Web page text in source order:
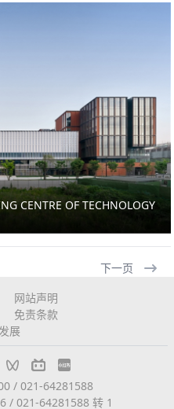
CENTRE OF TECHNOLOGY
下一页
网站声明
免责条款
展
/ 021-64281588
/ 021-64281588 转 1